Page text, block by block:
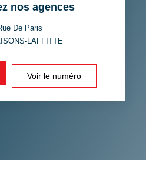
PART DES MÉNAGES SANS
VOITURE
ECOLES ET CRÈCHES
nos agences
De Paris
LAFFITTE
Voir le numéro